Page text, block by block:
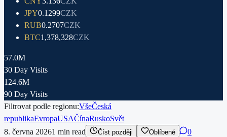
JPY0.1299CZK
RUB0.2707CZK
BTC1,378,328CZK
57.0M
30 Day Visits
124.6M
90 Day Visits
Filtrovat podle regionu:VšeČeská
republikaEvropaUSAČínaRuskoSvět
8. června 20261 min read Číst později Oblíbené
0